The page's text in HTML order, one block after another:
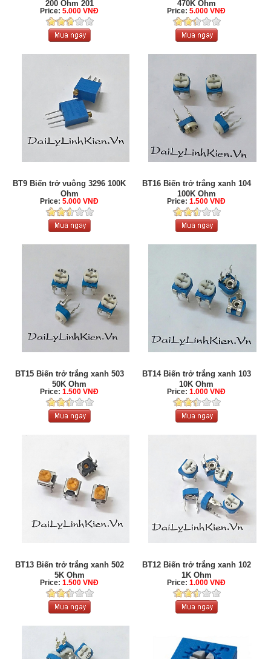
200 Ohm 201
Price:5.000 VNĐ
470K Ohm
Price:5.000 VNĐ
BT9 Biến trở vuông 3296 100K
Ohm
Price:5.000 VNĐ
BT16 Biến trở trắng xanh 104
100K Ohm
Price:1.500 VNĐ
BT15 Biến trở trắng xanh 503
50K Ohm
Price:1.500 VNĐ
BT14 Biến trở trắng xanh 103
10K Ohm
Price:1.000 VNĐ
BT13 Biến trở trắng xanh 502
5K Ohm
Price:1.500 VNĐ
BT12 Biến trở trắng xanh 102
1K Ohm
Price:1.000 VNĐ